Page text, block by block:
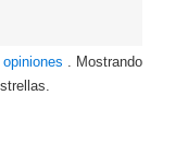
. Mostrando